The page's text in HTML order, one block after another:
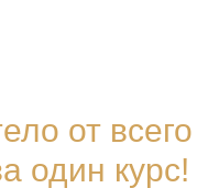
от всего
один курс!